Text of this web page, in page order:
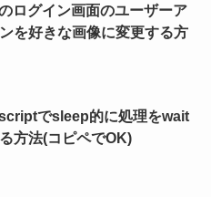
ログイン画面のユーザーア
を好きな画像に変更する方
でsleep的に処理をwait
方法(コピペでOK)